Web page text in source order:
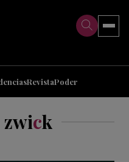
RevistaPoder
ck